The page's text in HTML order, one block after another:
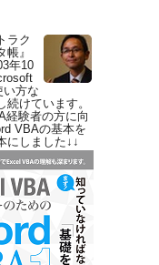
ラク
帳』
年10
い方な
続けています。
経験者の方に向
VBAの基本を
にしました↓↓